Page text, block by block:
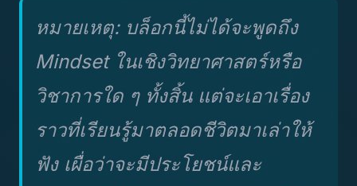
หมายเหตุ: บล็อกนี้ไม่ได้จะพูดถึง
Mindset ในเชิงวิทยาศาสตร์หรือ
วิชาการใด ๆ ทั้งสิ้น แต่จะเอาเรื่อง
ราวที่เรียนรู้มาตลอดชีวิตมาเล่าให้
ฟัง เผื่อว่าจะมีประโยชน์และ